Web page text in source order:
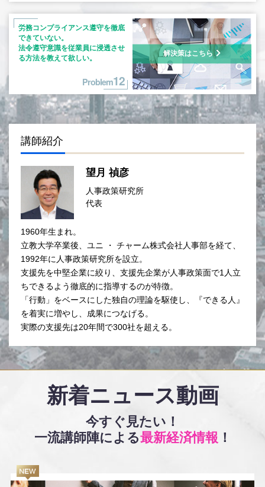
労務コンプライアンス遵守を徹底
できていない。
法令遵守意識を従業員に浸透させ
る方法を教えて欲しい。
Problem12
解決策はこちら
講師紹介
望月 禎彦
人事政策研究所
代表
1960年生まれ。
立教大学卒業後、ユニ ・ チャーム株式会社人事部を経て、
1992年に人事政策研究所を設立。
支援先を中堅企業に絞り、支援先企業が人事政策面で1人立
ちできるよう徹底的に指導するのが特徴。
「行動」をベースにした独自の理論を駆使し、『できる人』
を着実に増やし、成果につなげる。
実際の支援先は20年間で300社を超える。
新着ニュース動画
今すぐ見たい！
一流講師陣による最新経済情報 ！